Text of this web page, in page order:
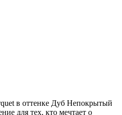
в оттенке Дуб Непокрытый
для тех, кто мечтает о